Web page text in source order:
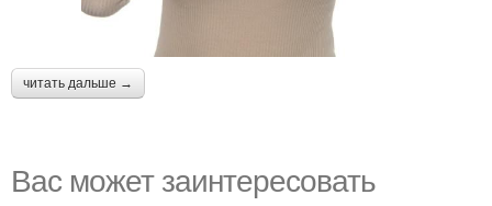
читать дальше →
Вас может заинтересовать